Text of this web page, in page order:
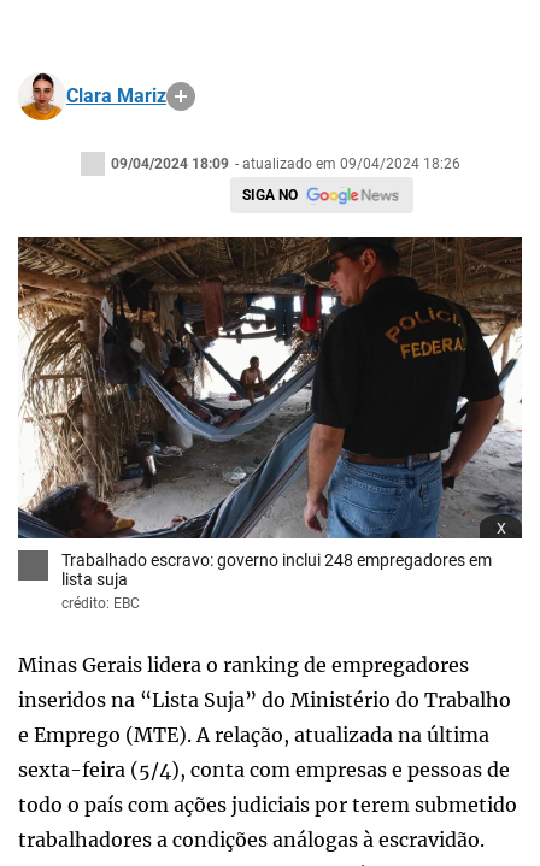
Clara Mariz
09/04/2024 18:09 - atualizado em 09/04/2024 18:26
SIGA NO
x
Trabalhado escravo: governo inclui 248 empregadores em
lista suja
crédito: EBC
Minas Gerais lidera o ranking de empregadores
inseridos na “Lista Suja” do Ministério do Trabalho
e Emprego (MTE). A relação, atualizada na última
sexta-feira (5/4), conta com empresas e pessoas de
todo o país com ações judiciais por terem submetido
trabalhadores a condições análogas à escravidão.